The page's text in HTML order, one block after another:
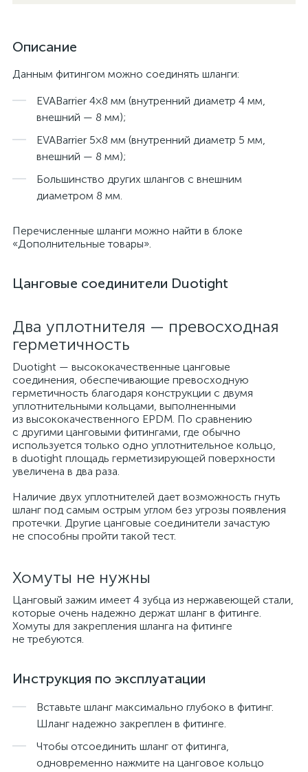
Описание
Данным фитингом можно соединять шланги:
EVABarrier 4×8 мм (внутренний диаметр 4 мм,
внешний — 8 мм);
EVABarrier 5×8 мм (внутренний диаметр 5 мм,
внешний — 8 мм);
Большинство других шлангов с внешним
диаметром 8 мм.
Перечисленные шланги можно найти в блоке
«Дополнительные товары».
Цанговые соединители Duotight
Два уплотнителя — превосходная
герметичность
Duotight — высококачественные цанговые
соединения, обеспечивающие превосходную
герметичность благодаря конструкции с двумя
уплотнительными кольцами, выполненными
из высококачественного EPDM. По сравнению
с другими цанговыми фитингами, где обычно
используется только одно уплотнительное кольцо,
в duotight площадь герметизирующей поверхности
увеличена в два раза.
Наличие двух уплотнителей дает возможность гнуть
шланг под самым острым углом без угрозы появления
протечки. Другие цанговые соединители зачастую
не способны пройти такой тест.
Хомуты не нужны
Цанговый зажим имеет 4 зубца из нержавеющей стали,
которые очень надежно держат шланг в фитинге.
Хомуты для закрепления шланга на фитинге
не требуются.
Инструкция по эксплуатации
Вставьте шланг максимально глубоко в фитинг.
Шланг надежно закреплен в фитинге.
Чтобы отсоединить шланг от фитинга,
одновременно нажмите на цанговое кольцо